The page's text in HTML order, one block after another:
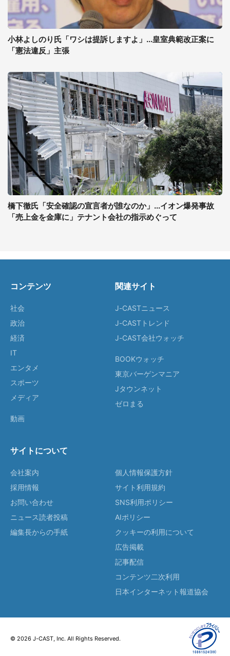
小林よしのり氏「ワシは提訴しますよ」...皇室典範改正案に
「憲法違反」主張
橋下徹氏「安全確認の宣言者が誰なのか」...イオン爆発事故
「売上金を金庫に」テナント会社の指示めぐって
コンテンツ
社会
政治
経済
IT
エンタメ
スポーツ
メディア
動画
関連サイト
J-CASTニュース
J-CASTトレンド
J-CAST会社ウォッチ
BOOKウォッチ
東京バーゲンマニア
Jタウンネット
ゼロまる
サイトについて
会社案内
採用情報
お問い合わせ
ニュース読者投稿
編集長からの手紙
個人情報保護方針
サイト利用規約
SNS利用ポリシー
AIポリシー
クッキーの利用について
広告掲載
記事配信
コンテンツ二次利用
日本インターネット報道協会
© 2026 J-CAST, Inc. All Rights Reserved.